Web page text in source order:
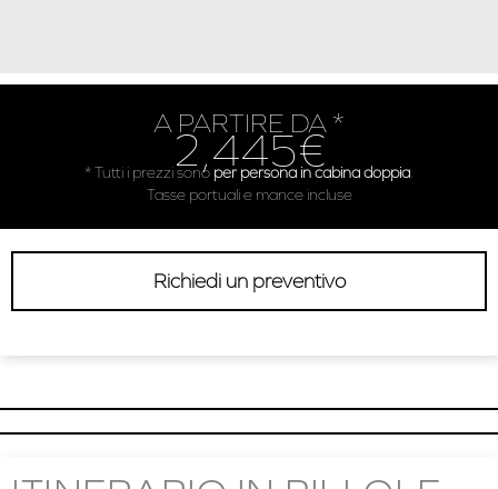
A PARTIRE DA *
2,445€
* Tutti i prezzi sono per persona in cabina doppia.
Tasse portuali e mance incluse
Richiedi un preventivo